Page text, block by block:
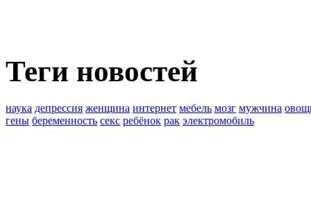
Теги новостей
наука депрессия женщина интернет мебель мозг мужчина
гены беременность секс ребёнок рак электромобиль